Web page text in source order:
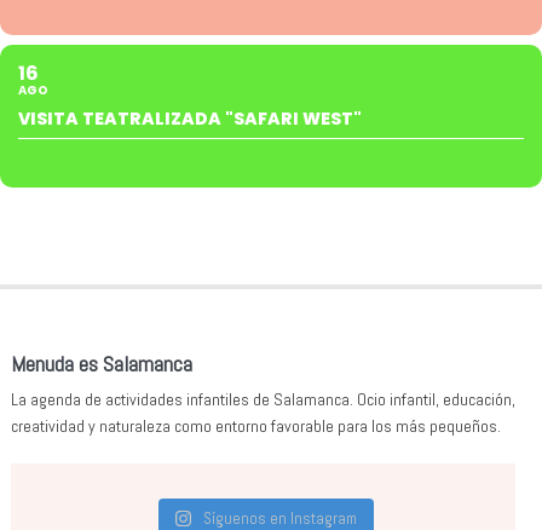
16
AGO
VISITA TEATRALIZADA "SAFARI WEST"
Menuda es Salamanca
La agenda de actividades infantiles de Salamanca. Ocio infantil, educación,
creatividad y naturaleza como entorno favorable para los más pequeños.
Síguenos en Instagram